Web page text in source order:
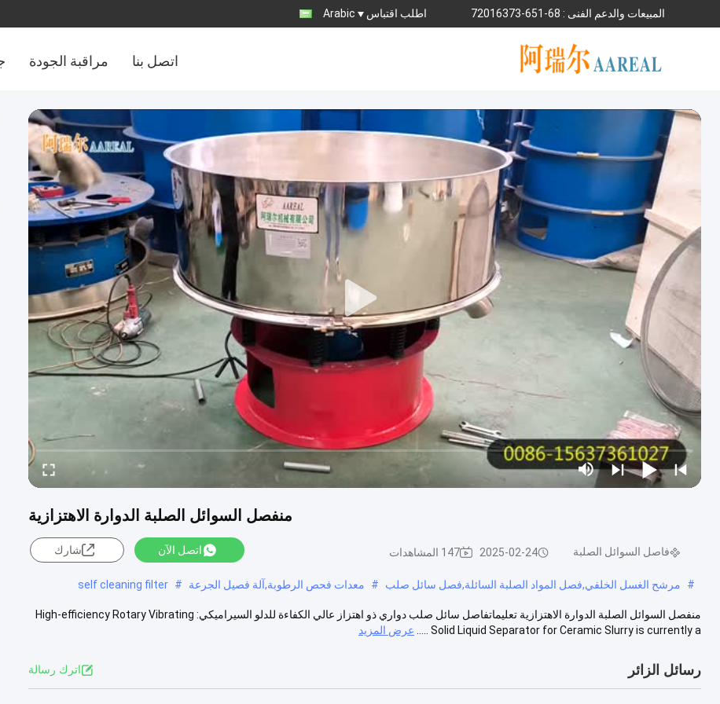
المبيعات والدعم الفنى : 86-156-37361027 اطلب اقتباس Arabic
مراقبة الجودة اتصل بنا
منفصل السوائل الصلبة الدوارة الاهتزازية
فاصل السوائل الصلبة 2025-02-24 147 المشاهدات اتصل الآن شارك
# مرشح الغسل الخلفي,فصل المواد الصلبة السائلة,فصل سائل صلب # معدات فحص الرطوبة,آلة فصيل الجرعة #
self cleaning filter
منفصل السوائل الصلبة الدوارة الاهتزازية تعليماتفاصل سائل صلب دواري ذو اهتزاز عالي الكفاءة للدلو السيراميكي: High-efficiency Rotary Vibrating
Solid Liquid Separator for Ceramic Slurry is currently a .....
عرض المزيد
رسائل الزائر اترك رسالة